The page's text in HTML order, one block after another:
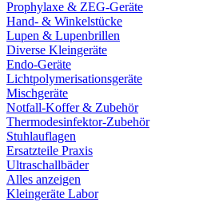
Prophylaxe & ZEG-Geräte
Hand- & Winkelstücke
Lupen & Lupenbrillen
Diverse Kleingeräte
Endo-Geräte
Lichtpolymerisationsgeräte
Mischgeräte
Notfall-Koffer & Zubehör
Thermodesinfektor-Zubehör
Stuhlauflagen
Ersatzteile Praxis
Ultraschallbäder
Alles anzeigen
Kleingeräte Labor